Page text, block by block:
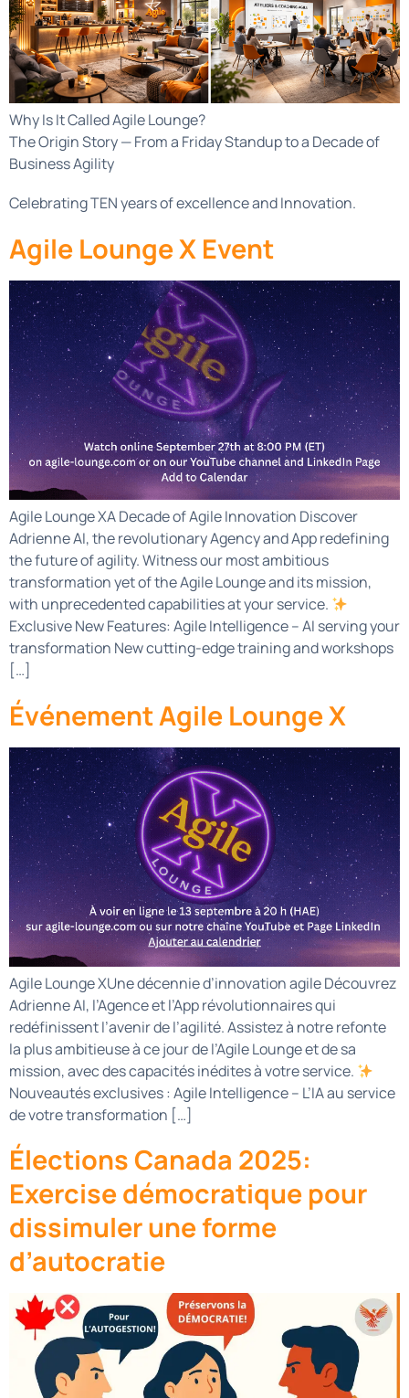
Why Is It Called Agile Lounge?
The Origin Story — From a Friday Standup to a Decade of
Business Agility
Celebrating TEN years of excellence and Innovation.
Agile Lounge X Event
Agile Lounge XA Decade of Agile Innovation Discover
Adrienne AI, the revolutionary Agency and App redefining
the future of agility. Witness our most ambitious
transformation yet of the Agile Lounge and its mission,
with unprecedented capabilities at your service.
Exclusive New Features: Agile Intelligence – AI serving your
transformation New cutting-edge training and workshops
[…]
Événement Agile Lounge X
Agile Lounge XUne décennie d’innovation agile Découvrez
Adrienne AI, l’Agence et l’App révolutionnaires qui
redéfinissent l’avenir de l’agilité. Assistez à notre refonte
la plus ambitieuse à ce jour de l’Agile Lounge et de sa
mission, avec des capacités inédites à votre service.
Nouveautés exclusives : Agile Intelligence – L’IA au service
de votre transformation […]
Élections Canada 2025:
Exercise démocratique pour
dissimuler une forme
d’autocratie